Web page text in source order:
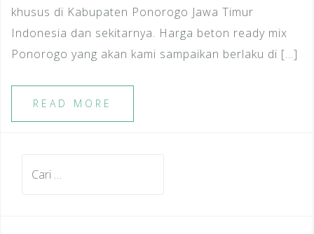
khusus di Kabupaten Ponorogo Jawa Timur
Indonesia dan sekitarnya. Harga beton ready mix
Ponorogo yang akan kami sampaikan berlaku di […]
READ MORE